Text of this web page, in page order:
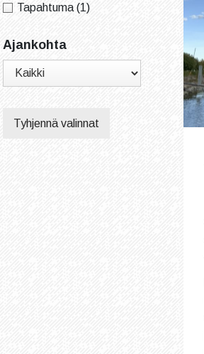
Tapahtuma (1)
Ajankohta
Tyhjennä valinnat